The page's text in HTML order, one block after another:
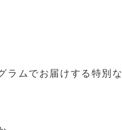
ラムでお届けする特別な